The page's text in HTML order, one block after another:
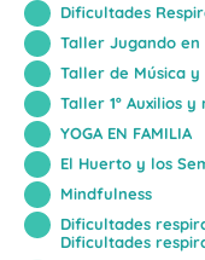
Dificultades
Taller Jugando en
Taller de Música
Taller 1º Auxilios
YOGA EN FAMILIA
El Huerto y los
Mindfulness
Dificultades
Dificultades